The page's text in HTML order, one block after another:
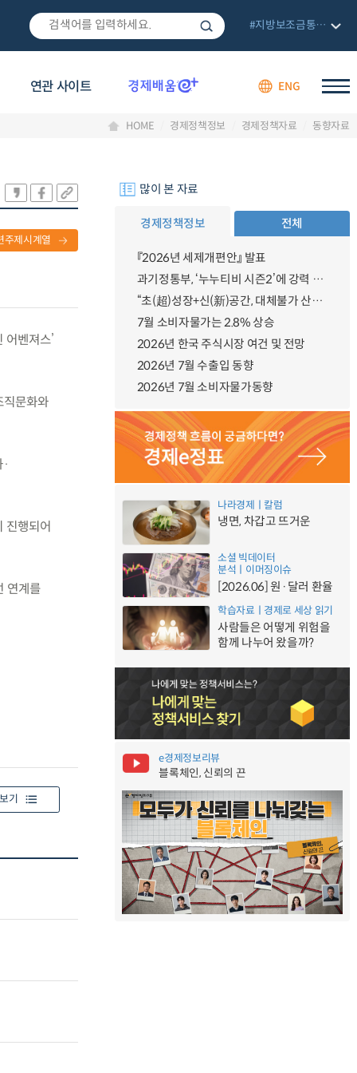
연관 사이트 ENG
#지방보조금통합관리망
HOME 경제정책정보 경제정책자료 동향자료
주제시계열
벤져스’
직문화와
진행되어
연계를
기
많이 본 자료
경제정책정보 전체
『2026년 세제개편안』 발표
과기정통부, ‘누누티비 시즌2’에 강력 대응 의지 밝혀
“초(超)성장+신(新)공간, 대체불가 산업강국”
7월 소비자물가는 2.8% 상승
2026년 한국 주식시장 여건 및 전망
2026년 7월 수출입 동향
2026년 7월 소비자물가동향
나라경제ㅣ칼럼
냉면, 차갑고 뜨거운
소셜 빅데이터
분석ㅣ이머징이슈
[2026.06] 원·달러 환율
학습자료ㅣ경제로 세상 읽기
사람들은 어떻게 위험을
함께 나누어 왔을까?
e경제정보리뷰
블록체인, 신뢰의 끈